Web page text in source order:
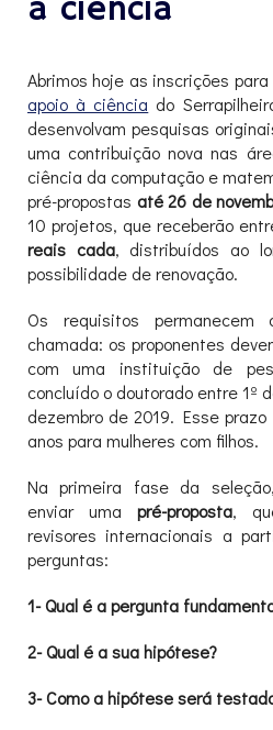
à ciência
Abrimos hoje as inscrições para
apoio à ciência do
desenvolvam pesquisas
uma contribuição nova nas
ciência da computação e
pré-propostas até 26 de
10 projetos, que receberão
reais cada, distribuídos ao
possibilidade de renovação.
Os requisitos
chamada: os proponentes
com uma instituição de
concluído o doutorado entre 1º
dezembro de 2019. Esse
anos para mulheres com filhos.
Na primeira fase da
enviar uma pré-proposta,
revisores internacionais a
perguntas:
1- Qual é a pergunta
2- Qual é a sua hipótese?
3- Como a hipótese será